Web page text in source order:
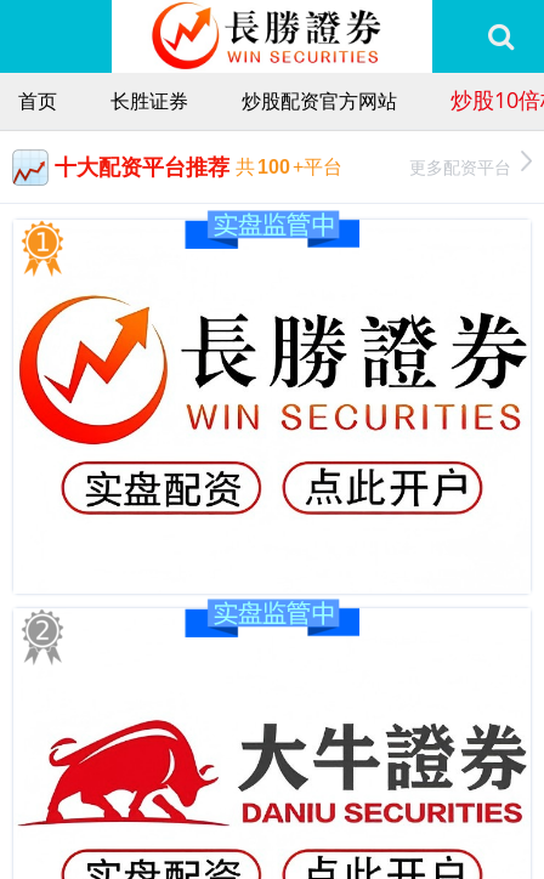
首页 长胜证券 炒股配资官方网站 炒股10
十大配资平台推荐 共100+平台 更多配资平台